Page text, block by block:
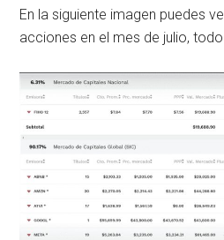
En la siguiente imagen puedes
acciones en el mes de julio,